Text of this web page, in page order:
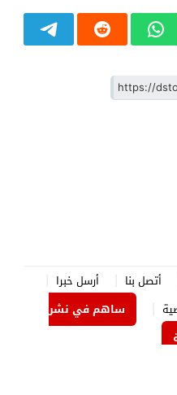
أتصل بنا
أرسل خبرا
ساهم في نشر